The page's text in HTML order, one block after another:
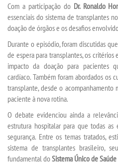
TRANSFERÊNCIA
SEGUNDA GRADUAÇÃO
MATRÍCULA
EDITAL
PUBLICAÇÕES
DESTAQUES
Com a participação do Dr. Ronaldo
essenciais do sistema de transplantes
doação de órgãos e os desafios
Durante o episódio, foram discutidas
de espera para transplantes, os
impacto da doação para pacientes
cardíaco. Também foram abordados os
transplante, desde o
paciente à nova rotina.
O debate evidenciou ainda a
estrutura hospitalar para que todas
segurança. Entre os temas tratados,
sistema de transplantes brasileiro,
fundamental doSistema Único de Saúde